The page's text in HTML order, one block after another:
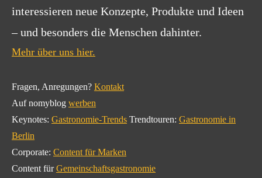
interessieren neue Konzepte, Produkte und Ideen
– und besonders die Menschen dahinter.
Mehr über uns hier.
Fragen, Anregungen? Kontakt
Auf nomyblog werben
Keynotes: Gastronomie-Trends Trendtouren: Gastronomie in
Berlin
Corporate: Content für Marken
Content fürGemeinschaftsgastronomie